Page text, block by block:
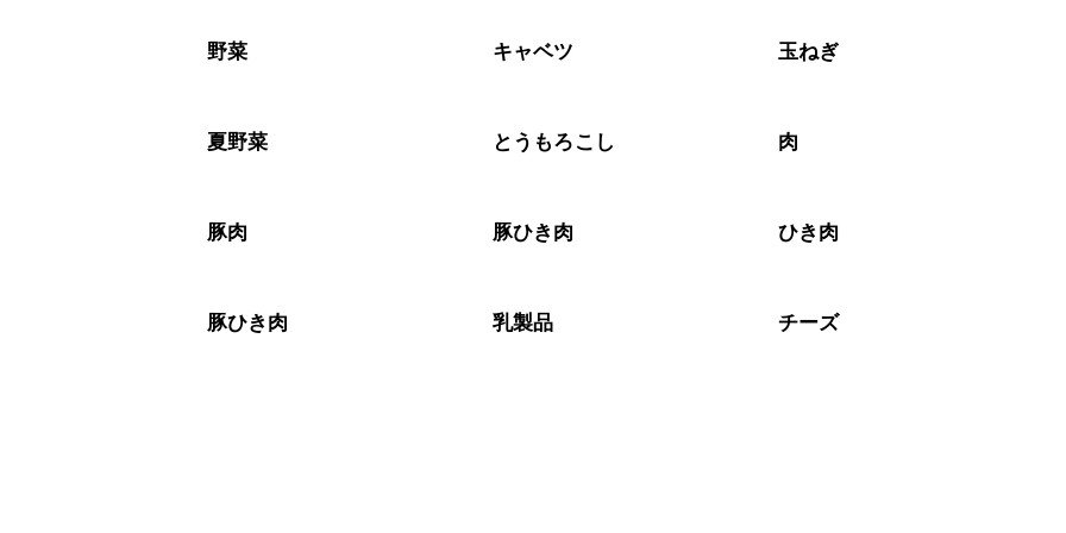
※日持ちは目安です。
野菜 キャベツ 玉ねぎ
夏野菜 とうもろこし 肉
豚肉 豚ひき肉 ひき肉
豚ひき肉 乳製品 チーズ